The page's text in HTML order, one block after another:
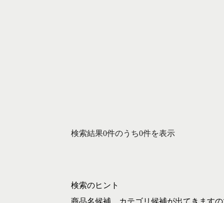
検索結果0件のうち0件を表示
検索のヒント
商品名候補、カテゴリ候補が出てきます